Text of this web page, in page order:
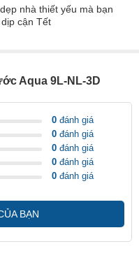
nhà thiết yếu mà bạn
cận Tết
Aqua 9L-NL-3D
0 đánh giá
0 đánh giá
0 đánh giá
0 đánh giá
0 đánh giá
BẠN